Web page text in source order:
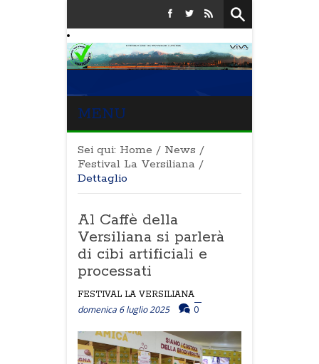
MENU
Sei qui: Home / News /
Festival La Versiliana /
Dettaglio
Al Caffè della
Versiliana si parlerà
di cibi artificiali e
processati
FESTIVAL LA VERSILIANA
domenica 6 luglio 2025 0